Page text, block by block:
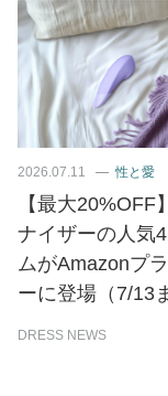
2026.07.11 性と愛
【最大20%OFF
ナイザーの人気
ムがAmazonプ
ーに登場（7/13
DRESS NEWS